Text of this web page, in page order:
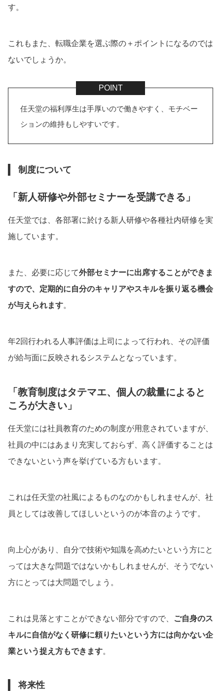
す。
これもまた、転職企業を選ぶ際の＋ポイントになるのでは
ないでしょうか。
任天堂の福利厚生は手厚いので働きやすく、モチベー
ションの維持もしやすいです。
制度について
「新人研修や外部セミナーを受講できる」
任天堂では、各部署に於ける新人研修や各種社内研修を実
施しています。
また、必要に応じて外部セミナーに出席することができま
すので、定期的に自分のキャリアやスキルを振り返る機会
が与えられます。
年2回行われる人事評価は上司によって行われ、その評価
が給与面に反映されるシステムとなっています。
「教育制度はタテマエ、個人の裁量によると
ころが大きい」
任天堂には社員教育のための制度が用意されていますが、
社員の中にはあまり充実しておらず、高く評価することは
できないという声を挙げている方もいます。
これは任天堂の社風によるものなのかもしれませんが、社
員としては改善してほしいというのが本音のようです。
向上心があり、自分で技術や知識を高めたいという方にと
っては大きな問題ではないかもしれませんが、そうでない
方にとっては大問題でしょう。
これは見落とすことができない部分ですので、
ご自身のス
キルに自信がなく研修に頼りたいという方には向かない企
業という捉え方もできます。
将来性